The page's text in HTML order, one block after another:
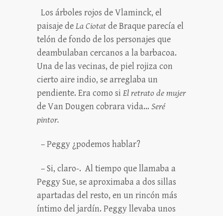
Los árboles rojos de Vlaminck, el
paisaje deLa Ciotatde Braque parecía el
telón de fondo de los personajes que
deambulaban cercanos a la barbacoa.
Una de las vecinas, de piel rojiza con
cierto aire indio, se arreglaba un
pendiente. Era como si El retrato demujer
de Van Dougen cobrara vida… Seré
pintor.
– Peggy ¿podemos hablar?
– Si, claro-. Al tiempo que llamaba a
Peggy Sue, se aproximaba a dos sillas
apartadas del resto, en un rincón más
íntimo del jardín. Peggy llevaba unos